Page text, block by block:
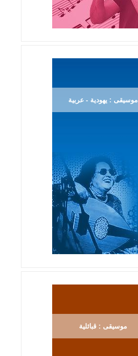
موسيقى : يهودية - عربية
موسيقى : قبائلية